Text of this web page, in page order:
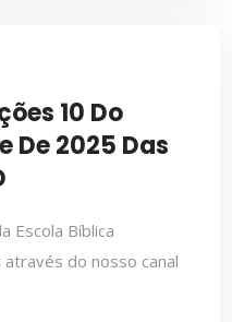
10 Do
De 2025 Das
Escola Bíblica
através do nosso canal